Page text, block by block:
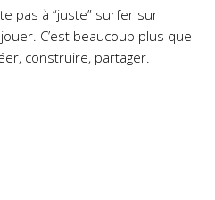
pas à “juste” surfer sur
C’est beaucoup plus que
construire, partager.